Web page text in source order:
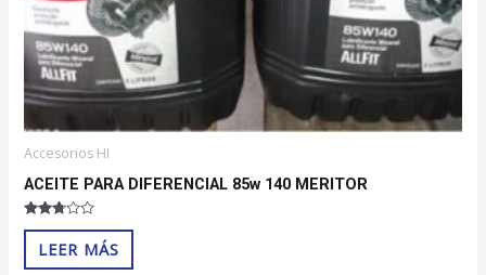
Accesorios HI
ACEITE PARA DIFERENCIAL 85w 140 MERITOR
Valorado
con
2.60
de 5
LEER MÁS